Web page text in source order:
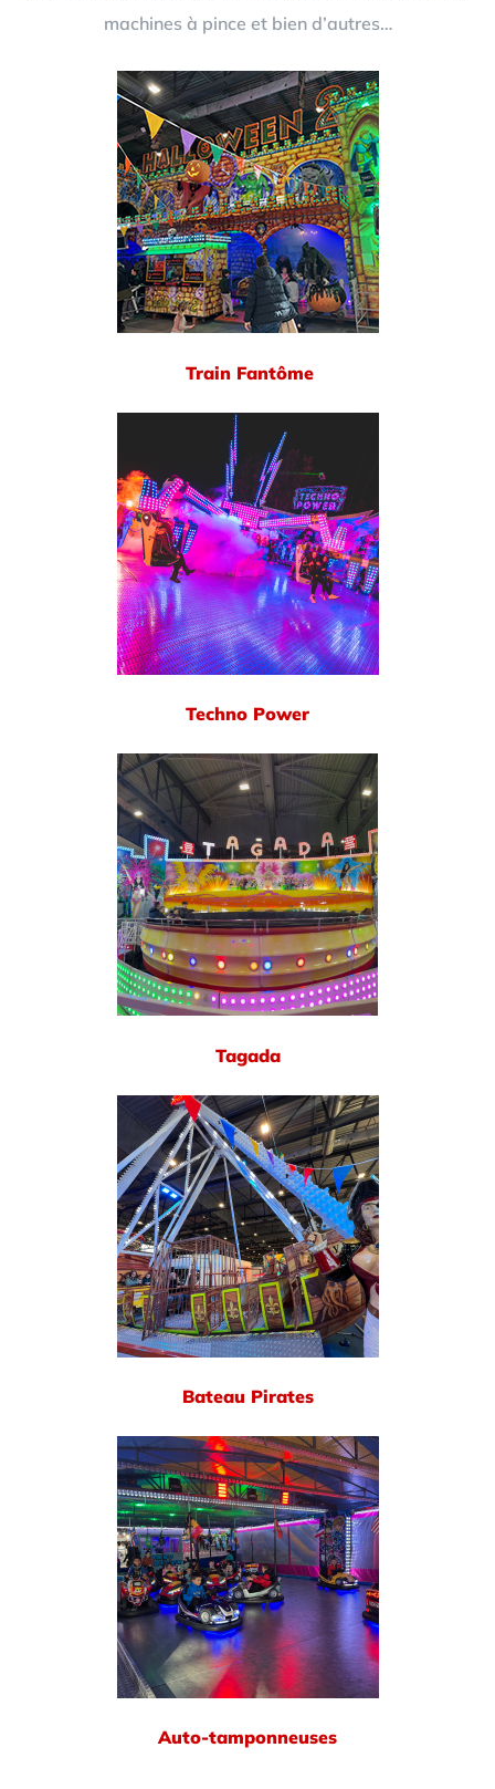
machines à pince et bien d’autres…
Train Fantôme
Techno Power
Tagada
Bateau Pirates
Auto-tamponneuses